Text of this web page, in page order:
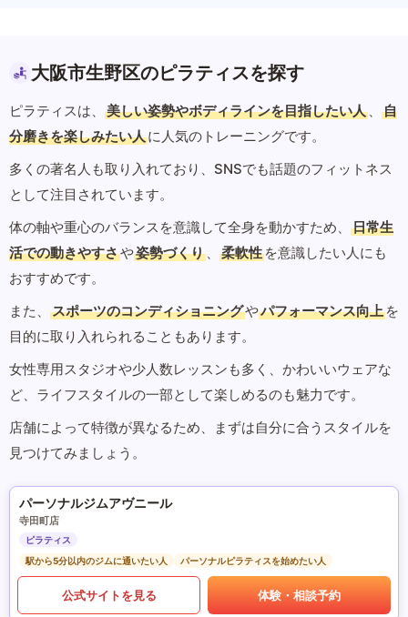
大阪市生野区のピラティスを探す
ピラティスは、 美しい姿勢やボディラインを目指したい人 、
自
分磨きを楽しみたい人に人気のトレーニングです。
多くの著名人も取り入れており、SNSでも話題のフィットネス
として注目されています。
体の軸や重心のバランスを意識して全身を動かすため、
日常生
活での動きやすさや姿勢づくり 、 柔軟性 を意識したい人にも
おすすめです。
また、
スポーツのコンディショニングやパフォーマンス向上 を
目的に取り入れられることもあります。
女性専用スタジオや少人数レッスンも多く、かわいいウェアな
ど、ライフスタイルの一部として楽しめるのも魅力です。
店舗によって特徴が異なるため、まずは自分に合うスタイルを
見つけてみましょう。
パーソナルジムアヴニール
寺田町店
ピラティス
駅から5分以内のジムに通いたい人
パーソナルピラティスを始めたい人
公式サイトを見る 体験・相談予約